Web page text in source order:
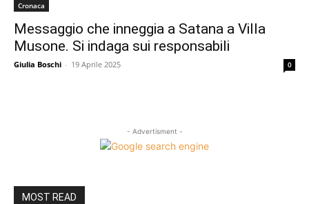
Cronaca
Messaggio che inneggia a Satana a Villa
Musone. Si indaga sui responsabili
Giulia Boschi - 19 Aprile 2025 0
- Advertisment -
MOST READ